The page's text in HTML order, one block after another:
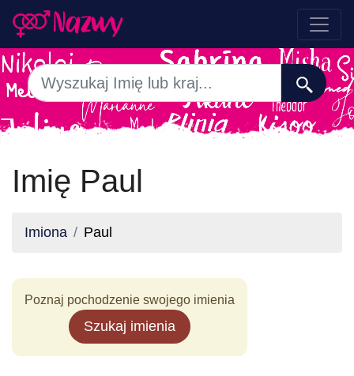
Imię Paul
Imiona Paul
Poznaj pochodzenie swojego imienia
Szukaj imienia